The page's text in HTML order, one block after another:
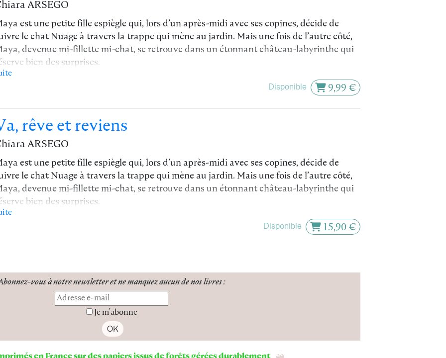
ARSEGO
est une petite fille espiègle qui, lors d’un après-midi avec ses copines, décide de
le chat Nuage à travers la trappe qui mène au jardin. Mais une fois de l’autre côté,
devenue mi-fillette mi-chat, se retrouve dans un étonnant château-labyrinthe qui
bien des surprises.
déambule de pièce en pièce et s’étonne d’ombres étranges sur le mur qui, ouf !
fois se révèlent être une créature amie qui joue avec elle et la guide dans son
Maya, l’imagination est un cadeau de la vie ! »
Disponible
9,99 €
rêve et reviens
ARSEGO
est une petite fille espiègle qui, lors d’un après-midi avec ses copines, décide de
le chat Nuage à travers la trappe qui mène au jardin. Mais une fois de l’autre côté,
devenue mi-fillette mi-chat, se retrouve dans un étonnant château-labyrinthe qui
bien des surprises.
déambule de pièce en pièce et s’étonne d’ombres étranges sur le mur qui, ouf !
fois se révèlent être une créature amie qui joue avec elle et la guide dans son
Disponible
15,90 €
vous à notre newsletteret ne manquez aucun de nos livres :
Je m'abonne
en France sur des papiers issus de forêts gérées durablement